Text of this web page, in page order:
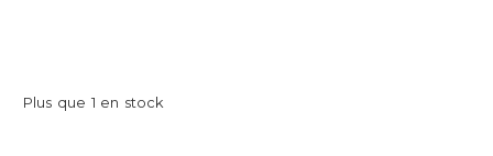
Plus que 1 en stock